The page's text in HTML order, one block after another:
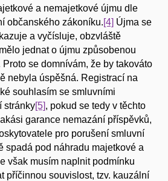
a nemajetkové újmu dle
občanského zákoníku.[4] Újma se
a vyčísluje, obzvláště
jednat o újmu způsobenou
se domnívám, že by takováto
nebyla úspěšná. Registrací na
souhlasím se smluvními
stránky[5], pokud se tedy v těchto
garance nemazání příspěvků,
pro porušení smluvní
spadá pod náhradu majetkové a
však musím naplnit podmínku
příčinnou souvislost, tzv. kauzální